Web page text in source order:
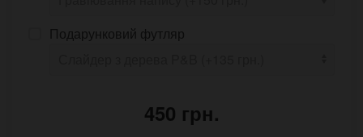
Подарунковий футляр
450 грн.